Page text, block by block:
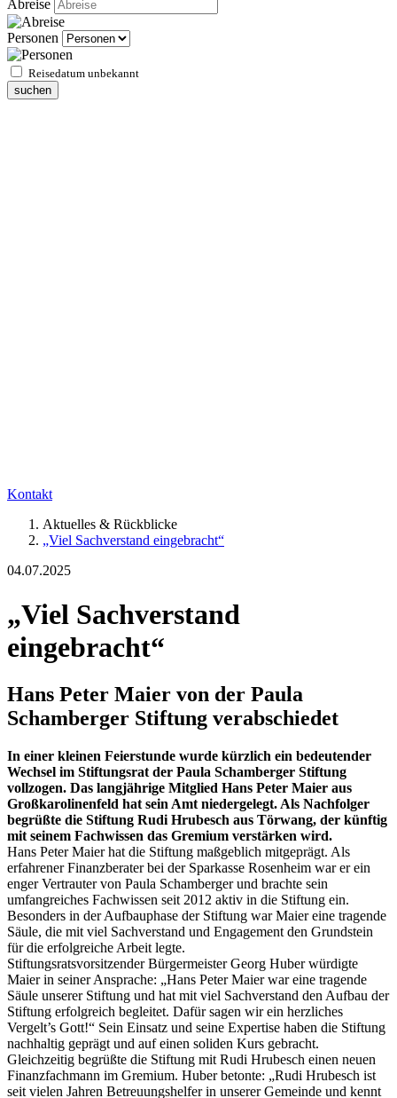
Abreise
Personen
Reisedatum unbekannt
suchen
Kontakt
Aktuelles & Rückblicke
„Viel Sachverstand eingebracht“
04.07.2025
„Viel Sachverstand
eingebracht“
Hans Peter Maier von der Paula
Schamberger Stiftung verabschiedet
In einer kleinen Feierstunde wurde kürzlich ein bedeutender
Wechsel im Stiftungsrat der Paula Schamberger Stiftung
vollzogen. Das langjährige Mitglied Hans Peter Maier aus
Großkarolinenfeld hat sein Amt niedergelegt. Als Nachfolger
begrüßte die Stiftung Rudi Hrubesch aus Törwang, der künftig
mit seinem Fachwissen das Gremium verstärken wird.
Hans Peter Maier hat die Stiftung maßgeblich mitgeprägt. Als
erfahrener Finanzberater bei der Sparkasse Rosenheim war er ein
enger Vertrauter von Paula Schamberger und brachte sein
umfangreiches Fachwissen seit 2012 aktiv in die Stiftung ein.
Besonders in der Aufbauphase der Stiftung war Maier eine tragende
Säule, die mit viel Sachverstand und Engagement den Grundstein
für die erfolgreiche Arbeit legte.
Stiftungsratsvorsitzender Bürgermeister Georg Huber würdigte
Maier in seiner Ansprache: „Hans Peter Maier war eine tragende
Säule unserer Stiftung und hat mit viel Sachverstand den Aufbau der
Stiftung erfolgreich begleitet. Dafür sagen wir ein herzliches
Vergelt’s Gott!“ Sein Einsatz und seine Expertise haben die Stiftung
nachhaltig geprägt und auf einen soliden Kurs gebracht.
Gleichzeitig begrüßte die Stiftung mit Rudi Hrubesch einen neuen
Finanzfachmann im Gremium. Huber betonte: „Rudi Hrubesch ist
seit vielen Jahren Betreuungshelfer in unserer Gemeinde und kennt